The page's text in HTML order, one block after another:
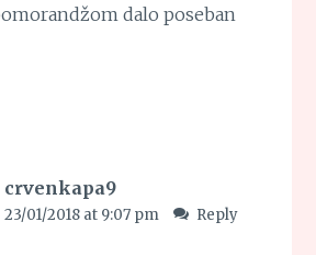
dalo poseban
crvenkapa9
23/01/2018 at 9:07 pm Reply